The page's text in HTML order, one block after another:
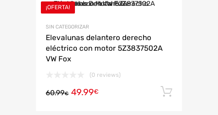
¡OFERTA!
SIN CATEGORIZAR
Elevalunas delantero derecho
eléctrico con motor 5Z3837502A
VW Fox
(0 reviews)
60.99€ 49.99€